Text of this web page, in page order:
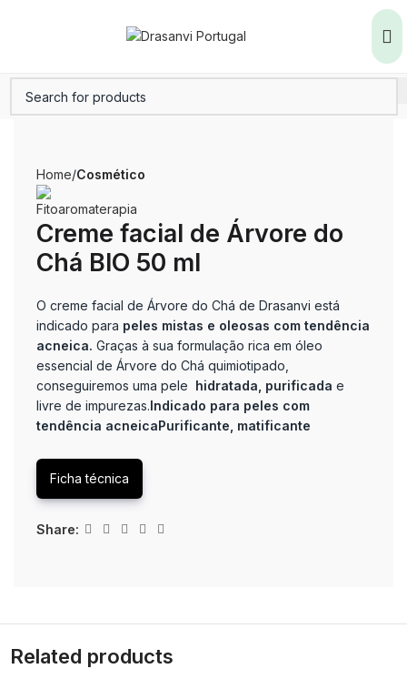
Home Cosmético
Creme facial de Árvore do
Chá BIO 50 ml
O creme facial de Árvore do Chá de Drasanvi está
indicado para peles mistas e oleosas com tendência
acneica. Graças à sua formulação rica em óleo
essencial de Árvore do Chá quimiotipado,
conseguiremos uma pele hidratada, purificada e
livre de impurezas.Indicado para peles com
tendência acneicaPurificante, matificante
Ficha técnica
Share:
Related products